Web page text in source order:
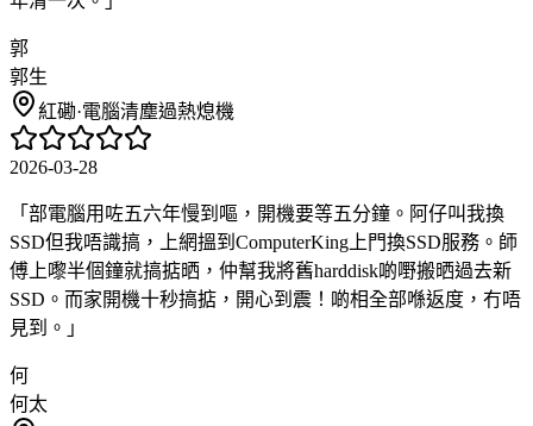
郭
郭生
紅磡·電腦清塵過熱熄機
2026-03-28
「 部電腦用咗五六年慢到嘔，開機要等五分鐘。阿仔叫我換
SSD但我唔識搞，上網搵到ComputerKing上門換SSD服務。師
傅上嚟半個鐘就搞掂晒，仲幫我將舊harddisk啲嘢搬晒過去新
SSD。而家開機十秒搞掂，開心到震！啲相全部喺返度，冇唔
見到。 」
何
何太